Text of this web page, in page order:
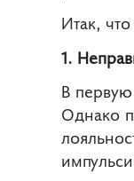
Итак,
1.
В
Однако